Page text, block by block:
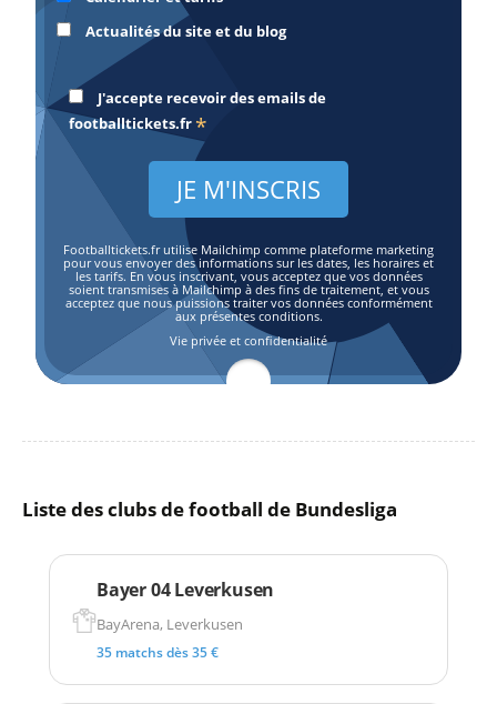
Actualités du site et du blog
J'accepte recevoir des emails de
footballtickets.fr *
Footballtickets.fr utilise Mailchimp comme plateforme marketing
pour vous envoyer des informations sur les dates, les horaires et
les tarifs. En vous inscrivant, vous acceptez que vos données
soient transmises à Mailchimp à des fins de traitement, et vous
acceptez que nous puissions traiter vos données conformément
aux présentes conditions.
Vie privée et confidentialité
Liste des clubs de football de Bundesliga
Bayer 04 Leverkusen
BayArena, Leverkusen
35 matchs dès 35 €